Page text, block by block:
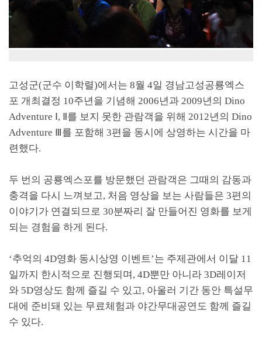
고성군(군수 이학렬)에서는 8월 4일 경남고성공룡엑스
포 개최결정 10주년을 기념해 2006년과 2009년의 Dino
Adventure Ⅰ, Ⅱ를 보지 못한 관람객을 위해 2012년의 Dino
Adventure Ⅲ를 포함해 3편을 동시에 상영하는 시간을 마
련했다.
두 번의 공룡엑스포를 방문했던 관람객은 그때의 감동과
충격을 다시 느껴보고, 처음 영상을 보는 사람들은 3편의
이야기가 연결되므로 30분짜리 잘 만들어진 영화를 보게
되는 경험을 하게 된다.
‘추억의 4D영화 동시상영 이벤트’는 주제관에서 이달 11
일까지 한시적으로 진행되며 , 4D뿐만 아니라 3D레이저
와 5D영상도 함께 즐길 수 있고, 아울러 기간 동안 특설무
대에 준비돼 있는 무료체험과 야간무대공연도 함께 즐길
수 있다.